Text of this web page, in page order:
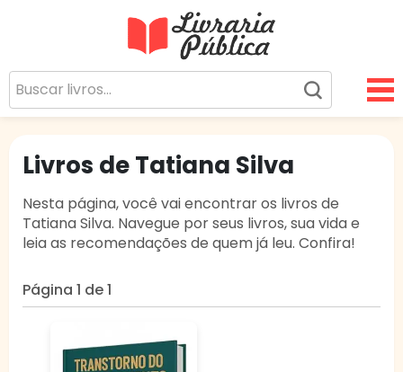
Sua Biblioteca Virtual Gratuita
Livros de Tatiana Silva
Nesta página, você vai encontrar os livros de
Tatiana Silva. Navegue por seus livros, sua vida e
leia as recomendações de quem já leu. Confira!
Página 1 de 1